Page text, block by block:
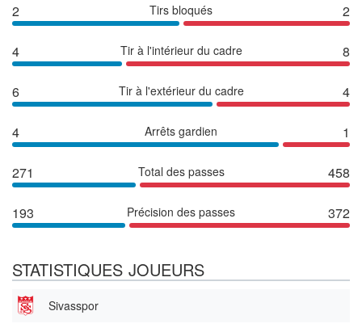
2 Tirs bloqués 2
4 Tir à l'intérieur du cadre 8
6 Tir à l'extérieur du cadre 4
4 Arrêts gardien 1
271 Total des passes 458
193 Précision des passes 372
STATISTIQUES JOUEURS
Sivasspor